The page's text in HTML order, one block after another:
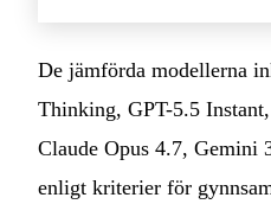
De jämförda modellerna
Thinking, GPT-5.5
Claude Opus 4.7, Gemini
enligt kriterier för